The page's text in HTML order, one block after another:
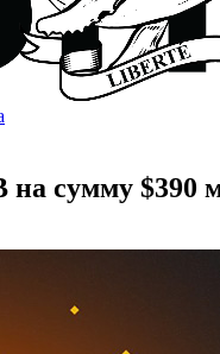
на сумму $390